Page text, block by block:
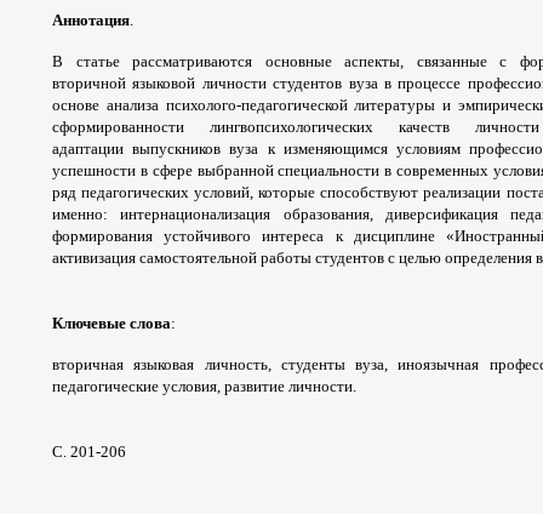
Аннотация.
В статье рассматриваются основные аспекты, связанные с
вторичнойязыковой личности студентов вуза в процессе
основе анализа психолого-педагогическойлитературы и
сформированности лингвопсихологических качеств
адаптациивыпускников вуза к изменяющимся условиям
успешности в сфере выбранной специальностив современных
ряд педагогическихусловий, которые способствуют реализации
именно: интернационализация образования, диверсификация
формирования устойчивогоинтереса к дисциплине
активизация самостоятельной работы студентов с целью определения
Ключевые слова:
вторичная языковая личность, студенты вуза, иноязычная
педагогические условия, развитие личности.
С. 201-206